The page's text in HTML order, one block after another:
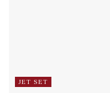
JET SET